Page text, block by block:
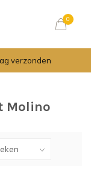
0
verzonden
Molino